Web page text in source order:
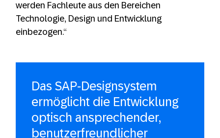
werden Fachleute aus den Bereichen
Technologie, Design und Entwicklung
einbezogen.“
Das SAP-Designsystem
ermöglicht die Entwicklung
optisch ansprechender,
benutzerfreundlicher